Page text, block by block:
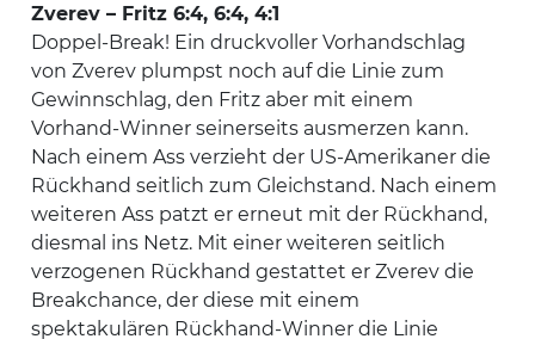
Zverev – Fritz 6:4, 6:4, 4:1
Doppel-Break! Ein druckvoller Vorhandschlag
von Zverev plumpst noch auf die Linie zum
Gewinnschlag, den Fritz aber mit einem
Vorhand-Winner seinerseits ausmerzen kann.
Nach einem Ass verzieht der US-Amerikaner die
Rückhand seitlich zum Gleichstand. Nach einem
weiteren Ass patzt er erneut mit der Rückhand,
diesmal ins Netz. Mit einer weiteren seitlich
verzogenen Rückhand gestattet er Zverev die
Breakchance, der diese mit einem
spektakulären Rückhand-Winner die Linie